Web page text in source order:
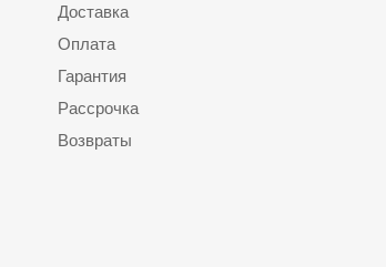
Доставка
Оплата
Гарантия
Рассрочка
Возвраты